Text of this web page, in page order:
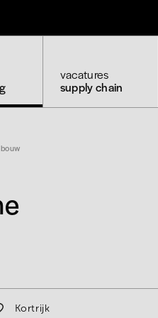
vacatures
supply chain
Kortrijk